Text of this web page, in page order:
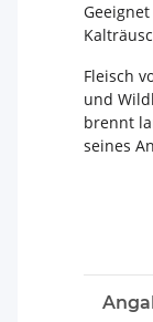
Fleisch
und
brennt
seines